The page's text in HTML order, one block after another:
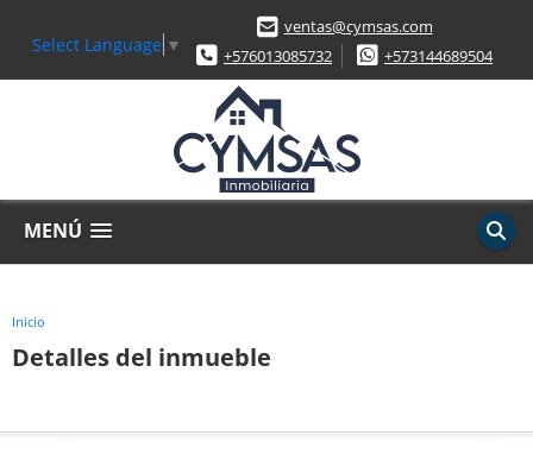
Select Language ▼
ventas@cymsas.com
+576013085732
+573144689504
MENÚ
Inicio
Detalles del inmueble